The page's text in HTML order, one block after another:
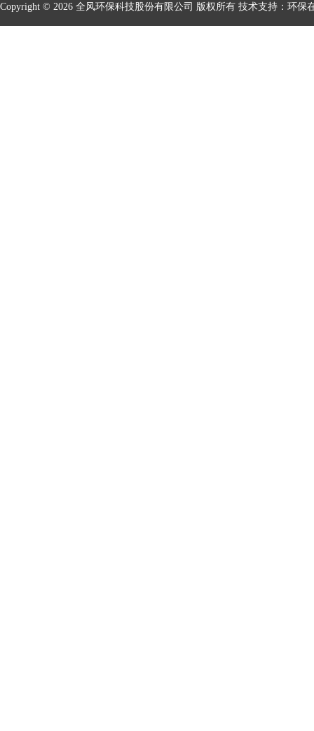
Copyright © 2026 全风环保科技股份有限公司 版权所有 技术支持： 环保